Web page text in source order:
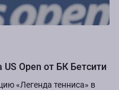
Open от БК Бетсити
«Легенда тенниса» в